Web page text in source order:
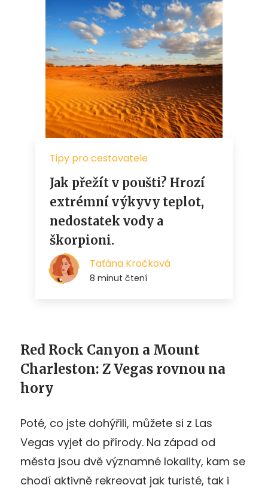
Red Rock Canyon a Mount
Charleston: Z Vegas rovnou na
hory
Poté, co jste dohýřili, můžete si z Las
Vegas vyjet do přírody. Na západ od
města jsou dvě významné lokality, kam se
chodí aktivně rekreovat jak turisté, tak i